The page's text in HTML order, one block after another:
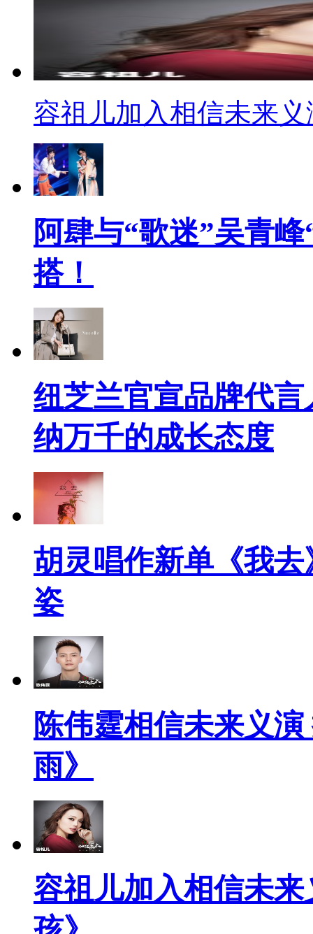
容祖儿加入相信未来
阿肆与“歌迷”吴青
搭！
纽芝兰官宣品牌代
纳万千的成长态度
胡灵唱作新单《我
姿
陈伟霆相信未来义
雨》
容祖儿加入相信未